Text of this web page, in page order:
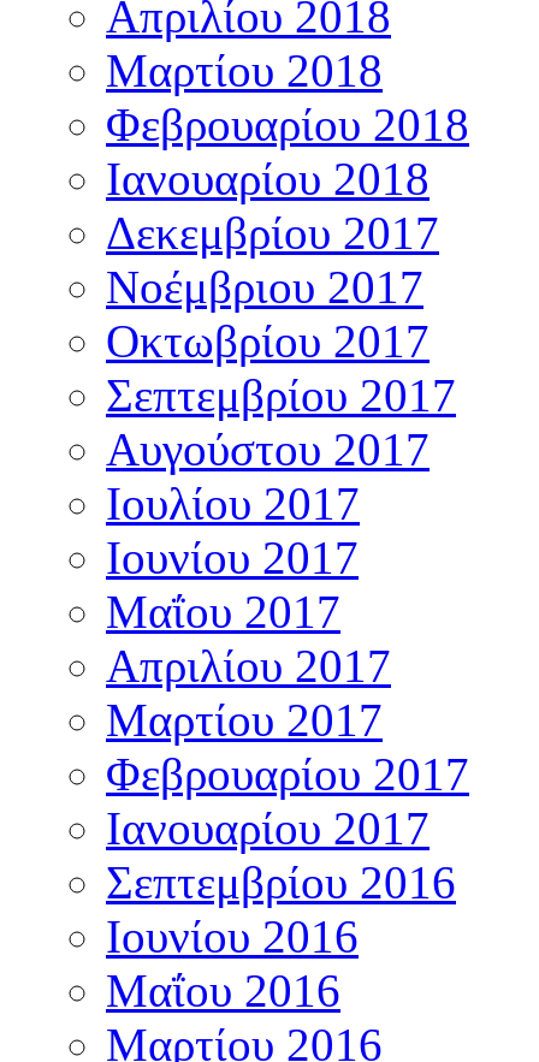
Απριλίου 2018
Μαρτίου 2018
Φεβρουαρίου 2018
Ιανουαρίου 2018
Δεκεμβρίου 2017
Νοέμβριου 2017
Οκτωβρίου 2017
Σεπτεμβρίου 2017
Αυγούστου 2017
Ιουλίου 2017
Ιουνίου 2017
Μαΐου 2017
Απριλίου 2017
Μαρτίου 2017
Φεβρουαρίου 2017
Ιανουαρίου 2017
Σεπτεμβρίου 2016
Ιουνίου 2016
Μαΐου 2016
Μαρτίου 2016